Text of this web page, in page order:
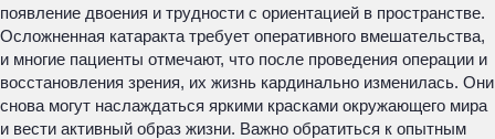
появление двоения и трудности с ориентацией в пространстве.
Осложненная катаракта требует оперативного вмешательства,
и многие пациенты отмечают, что после проведения операции и
восстановления зрения, их жизнь кардинально изменилась. Они
снова могут наслаждаться яркими красками окружающего мира
и вести активный образ жизни. Важно обратиться к опытным